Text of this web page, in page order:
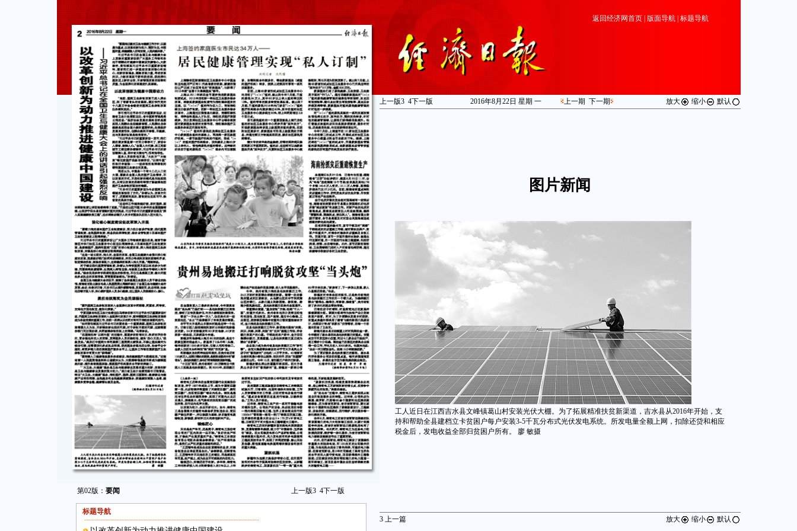
第02版： 要闻 上一版3 4下一版
标题导航
返回经济网首页| 版面导航| 标题导航
上一版3 4下一版 2016年8月22日 星期 一 上一期 下一期 放大 缩小 默认
图片新闻
工人近日在江西吉水县文峰镇葛山村安装光伏大棚。为了拓展精准扶贫新渠道，吉水县从2016年开始，支
持和帮助全县建档立卡贫困户每户安装3-5千瓦分布式光伏发电系统。所发电量全额上网，扣除还贷和相应
税金后，发电收益全部归贫困户所有。 廖 敏摄
3上一篇 放大 缩小 默认